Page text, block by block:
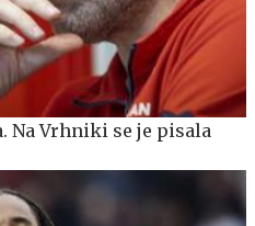
Na Vrhniki se je pisala